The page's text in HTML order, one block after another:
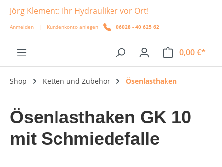
springen
Jörg Klement: Ihr Hydrauliker vor Ort!
Anmelden | Kundenkonto anlegen 06028 - 40 625 62
0,00 €*
Shop Ketten und Zubehör Ösenlasthaken
Ösenlasthaken GK 10
mit Schmiedefalle